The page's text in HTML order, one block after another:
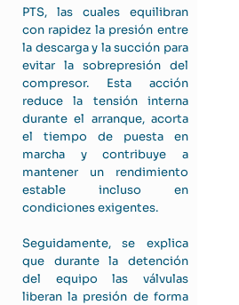
PTS, las cuales equilibran
con rapidez la presión entre
la descarga y la succión para
evitar la sobrepresión del
compresor. Esta acción
reduce la tensión interna
durante el arranque, acorta
el tiempo de puesta en
marcha y contribuye a
mantener un rendimiento
estable incluso en
condiciones exigentes.
Seguidamente, se explica
que durante la detención
del equipo las válvulas
liberan la presión de forma